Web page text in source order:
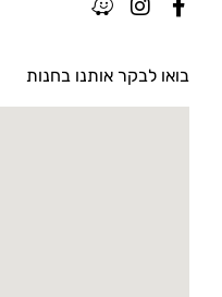
בואו לבקר אותנו בחנות